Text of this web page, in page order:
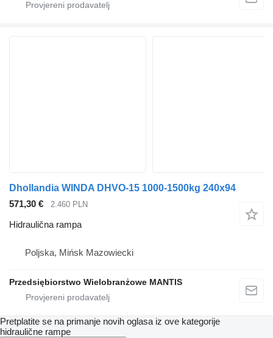
Dhollandia WINDA DHVO-15 1000-1500kg 240x94
571,30 €
2.460 PLN
Hidraulična rampa
Poljska, Mińsk Mazowiecki
Przedsiębiorstwo Wielobranżowe MANTIS
Pretplatite se na primanje novih oglasa iz ove kategorije
hidraulične rampe